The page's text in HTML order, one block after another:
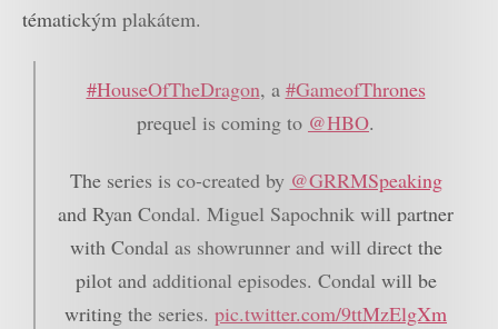
tématickým plakátem.
#HouseOfTheDragon, a #GameofThrones
prequel is coming to @HBO.
The series is co-created by @GRRMSpeaking
and Ryan Condal. Miguel Sapochnik will partner
with Condal as showrunner and will direct the
pilot and additional episodes. Condal will be
writing the series. pic.twitter.com/9ttMzElgXm